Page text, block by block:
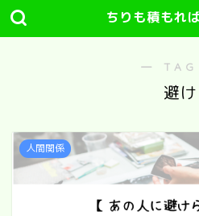
ちりも積もれ
―
避け
人間関係